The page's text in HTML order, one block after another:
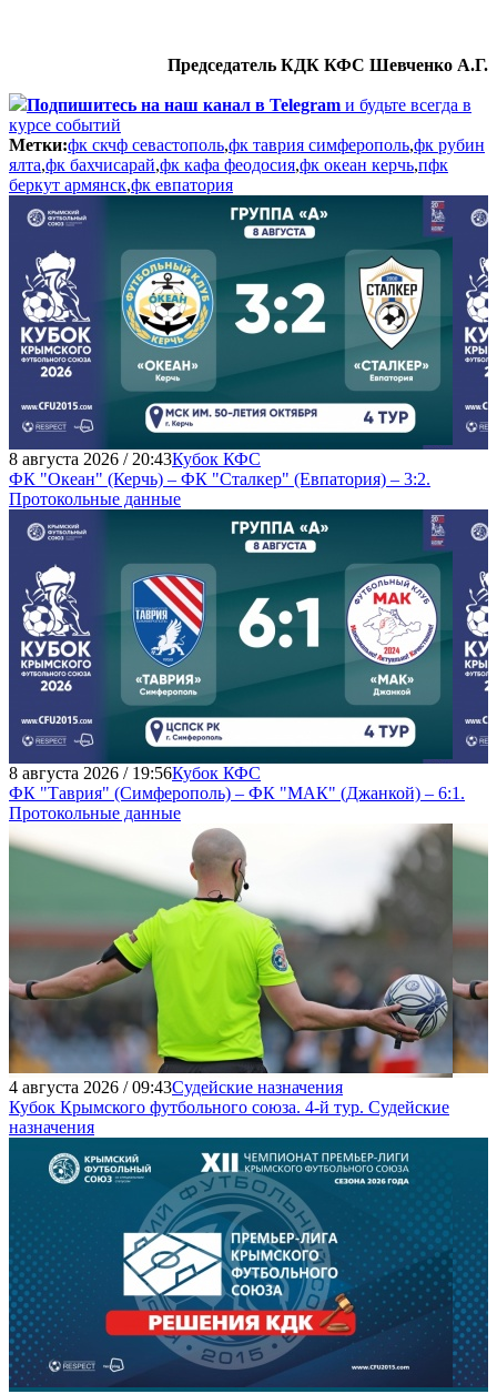
Председатель КДК КФС Шевченко А.Г.
Подпишитесь на наш канал в Telegram и будьте всегда в
курсе событий
Метки:фк скчф севастополь,фк таврия симферополь,фк рубин
ялта,фк бахчисарай,фк кафа феодосия,фк океан керчь,пфк
беркут армянск,фк евпатория
8 августа 2026 / 20:43Кубок КФС
ФК "Океан" (Керчь) – ФК "Сталкер" (Евпатория) – 3:2.
Протокольные данные
8 августа 2026 / 19:56Кубок КФС
ФК "Таврия" (Симферополь) – ФК "МАК" (Джанкой) – 6:1.
Протокольные данные
4 августа 2026 / 09:43Судейские назначения
Кубок Крымского футбольного союза. 4-й тур. Судейские
назначения